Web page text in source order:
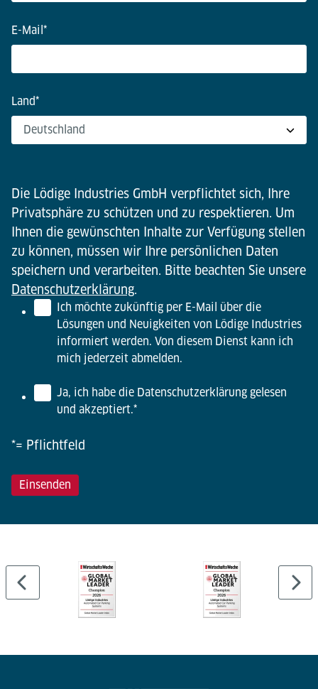
E-Mail *
Land*
Die Lödige Industries GmbH verpflichtet sich, Ihre
Privatsphäre zu schützen und zu respektieren. Um
Ihnen die gewünschten Inhalte zur Verfügung stellen
zu können, müssen wir Ihre persönlichen Daten
speichern und verarbeiten. Bitte beachten Sie unsere
Datenschutzerklärung.
Ich möchte zukünftig per E-Mail über die
Lösungen und Neuigkeiten von Lödige Industries
informiert werden. Von diesem Dienst kann ich
mich jederzeit abmelden.
Ja, ich habe die Datenschutzerklärung gelesen
und akzeptiert.*
*= Pflichtfeld